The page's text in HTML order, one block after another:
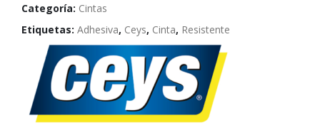
Categoría: Cintas
Etiquetas: Adhesiva, Ceys, Cinta, Resistente